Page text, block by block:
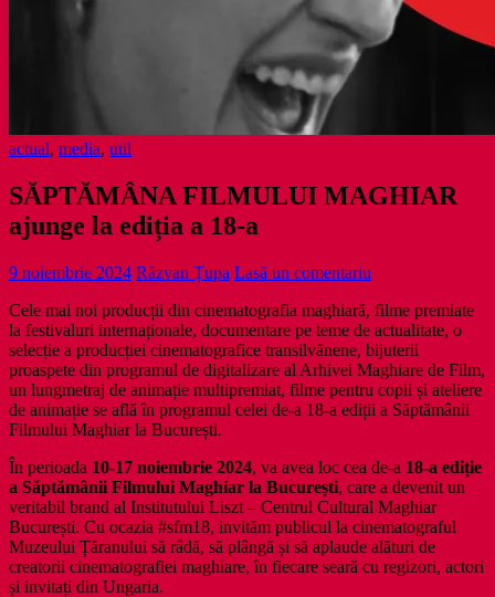
actual, media, util
SĂPTĂMÂNA FILMULUI MAGHIAR
ajunge la ediția a 18-a
9 noiembrie 2024 Răzvan Țupa Lasă un comentariu
Cele mai noi producții din cinematografia maghiară, filme premiate
la festivaluri internaționale, documentare pe teme de actualitate, o
selecție a producției cinematografice transilvănene, bijuterii
proaspete din programul de digitalizare al Arhivei Maghiare de Film,
un lungmetraj de animație multipremiat, filme pentru copii și ateliere
de animație se află în programul celei de-a 18-a ediții a Săptămânii
Filmului Maghiar la București.
În perioada 10-17 noiembrie 2024, va avea loc cea de-a 18-a ediție
a Săptămânii Filmului Maghiar la București, care a devenit un
veritabil brand al Institutului Liszt – Centrul Cultural Maghiar
București. Cu ocazia #sfm18, invităm publicul la cinematograful
Muzeului Țăranului să râdă, să plângă și să aplaude alături de
creatorii cinematografiei maghiare, în fiecare seară cu regizori, actori
și invitați din Ungaria.